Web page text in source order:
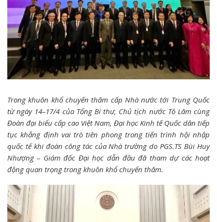
Trong khuôn khổ chuyến thăm cấp Nhà nước tới Trung Quốc
từ ngày 14–17/4 của Tổng Bí thư, Chủ tịch nước Tô Lâm cùng
Đoàn đại biểu cấp cao Việt Nam, Đại học Kinh tế Quốc dân tiếp
tục khẳng định vai trò tiên phong trong tiến trình hội nhập
quốc tế khi đoàn công tác của Nhà trường do PGS.TS Bùi Huy
Nhượng – Giám đốc Đại học dẫn đầu đã tham dự các hoạt
động quan trọng trong khuôn khổ chuyến thăm.